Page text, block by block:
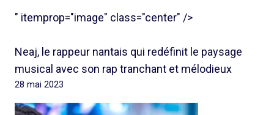
" itemprop="image" class="center" />
Neaj, le rappeur nantais qui redéfinit le paysage
musical avec son rap tranchant et mélodieux
28 mai 2023